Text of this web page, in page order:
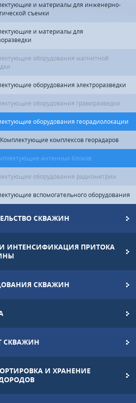
и материалы для инженерно-
съемки
и материалы для
оборудования магнитной
оборудования электроразведки
оборудования гравиразведки
оборудования георадиолокации
Комплектующие комплексов георадаров
антенных блоков
оборудования радиометрии
вспомогательного оборудования
СКВАЖИН
ИНТЕНСИФИКАЦИЯ ПРИТОКА
СКВАЖИН
СКВАЖИН
И ХРАНЕНИЕ